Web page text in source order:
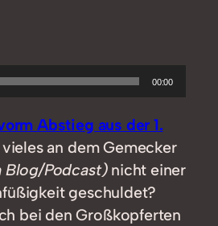
00:00
Abstieg aus der 1.
vieles an dem Gemecker
Blog/Podcast)nicht einer
geschuldet?
bei den Großkopferten